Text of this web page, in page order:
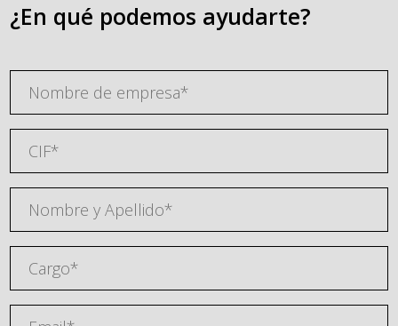
¿En qué podemos ayudarte?